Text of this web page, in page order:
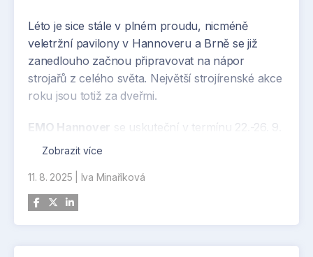
Léto je sice stále v plném proudu, nicméně
veletržní pavilony v Hannoveru a Brně se již
zanedlouho začnou připravovat na nápor
strojařů z celého světa. Největší strojírenské akce
roku jsou totiž za dveřmi.
EMO Hannover se uskuteční v termínu 22.-26. 9.
2025 pod heslem Innovate Manufacturing. EMO
Cílovými skupinami jsou odvětví, která udávají
globální trendy: strojírenství, automobilový
průmysl, letecký a kosmický průmysl, obrábění a
dodavatelé energií, ale také elektronický průmysl
Zobrazit více
11. 8. 2025 Iva Minaříková